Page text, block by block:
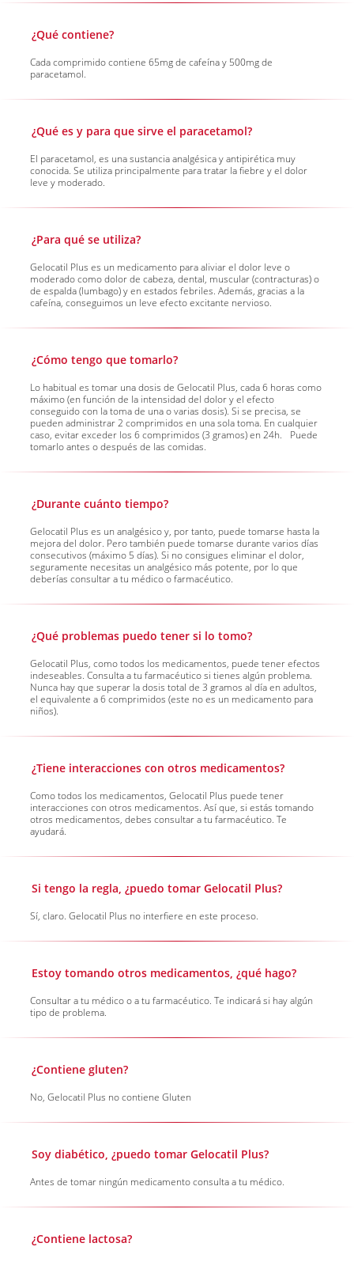
¿Qué contiene?
Cada comprimido contiene 65mg de cafeína y 500mg de
paracetamol.
¿Qué es y para que sirve el paracetamol?
El paracetamol, es una sustancia analgésica y antipirética muy
conocida. Se utiliza principalmente para tratar la fiebre y el dolor
leve y moderado.
¿Para qué se utiliza?
Gelocatil Plus es un medicamento para aliviar el dolor leve o
moderado como dolor de cabeza, dental, muscular (contracturas) o
de espalda (lumbago) y en estados febriles. Además, gracias a la
cafeína, conseguimos un leve efecto excitante nervioso.
¿Cómo tengo que tomarlo?
Lo habitual es tomar una dosis de Gelocatil Plus, cada 6 horas como
máximo (en función de la intensidad del dolor y el efecto
conseguido con la toma de una o varias dosis). Si se precisa, se
pueden administrar 2 comprimidos en una sola toma. En cualquier
caso, evitar exceder los 6 comprimidos (3 gramos) en 24h. Puede
tomarlo antes o después de las comidas.
¿Durante cuánto tiempo?
Gelocatil Plus es un analgésico y, por tanto, puede tomarse hasta la
mejora del dolor. Pero también puede tomarse durante varios días
consecutivos (máximo 5 días). Si no consigues eliminar el dolor,
seguramente necesitas un analgésico más potente, por lo que
deberías consultar a tu médico o farmacéutico.
¿Qué problemas puedo tener si lo tomo?
Gelocatil Plus, como todos los medicamentos, puede tener efectos
indeseables. Consulta a tu farmacéutico si tienes algún problema.
Nunca hay que superar la dosis total de 3 gramos al día en adultos,
el equivalente a 6 comprimidos (este no es un medicamento para
niños).
¿Tiene interacciones con otros medicamentos?
Como todos los medicamentos, Gelocatil Plus puede tener
interacciones con otros medicamentos. Así que, si estás tomando
otros medicamentos, debes consultar a tu farmacéutico. Te
ayudará.
Si tengo la regla, ¿puedo tomar Gelocatil Plus?
Sí, claro. Gelocatil Plus no interfiere en este proceso.
Estoy tomando otros medicamentos, ¿qué hago?
Consultar a tu médico o a tu farmacéutico. Te indicará si hay algún
tipo de problema.
¿Contiene gluten?
No, Gelocatil Plus no contiene Gluten
Soy diabético, ¿puedo tomar Gelocatil Plus?
Antes de tomar ningún medicamento consulta a tu médico.
¿Contiene lactosa?